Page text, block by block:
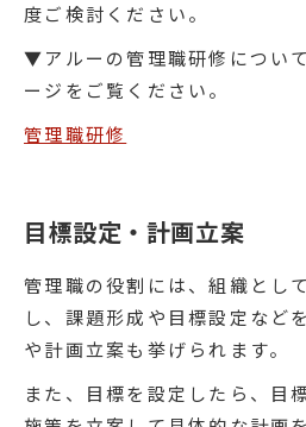
度ご検討ください。
▼アルーの管理職研修につい
ージをご覧ください。
管理職研修
目標設定・計画立案
管理職の役割には、組織とし
し、課題形成や目標設定など
や計画立案も挙げられます。
また、目標を設定したら、目